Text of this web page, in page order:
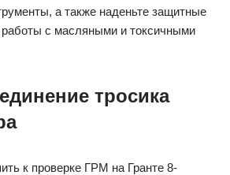
а также наденьте защитные
работы с масляными и токсичными
тросика
к проверке ГРМ на Гранте 8-